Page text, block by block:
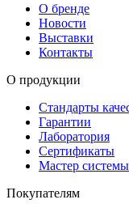
О бренде
Новости
Выставки
Контакты
О продукции
Стандарты
Гарантии
Лаборатория
Сертификаты
Мастер системы
Покупателям